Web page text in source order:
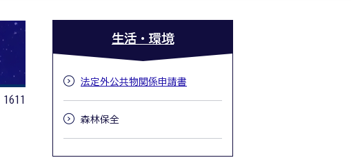
1611
生活・環境
法定外公共物関係申請書
森林保全